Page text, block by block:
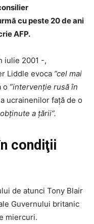
cu peste 20 de ani
AFP.
iulie 2001 -,
Liddle evoca ”cel mai
o ”intervenţie rusă în
ucrainenilor faţă de o
a ţării”.
condiţii
de atunci Tony Blair
Guvernului britanic
miercuri.